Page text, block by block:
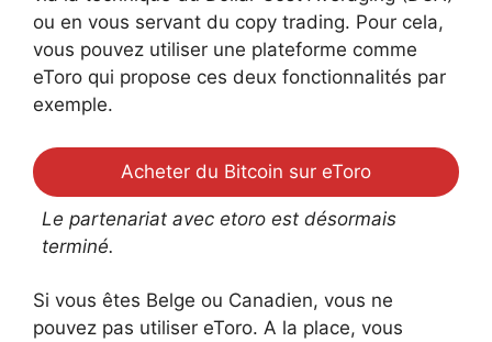
ou en vous servant du copy trading. Pour cela,
vous pouvez utiliser une plateforme comme
eToro qui propose ces deux fonctionnalités par
exemple.
Acheter du Bitcoin sur eToro
Le partenariat avec etoro est désormais
terminé.
Si vous êtes Belge ou Canadien, vous ne
pouvez pas utiliser eToro. A la place, vous